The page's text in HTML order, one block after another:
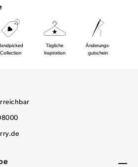
Collection
Tägliche
Inspiration
Änderungs-
gutschein